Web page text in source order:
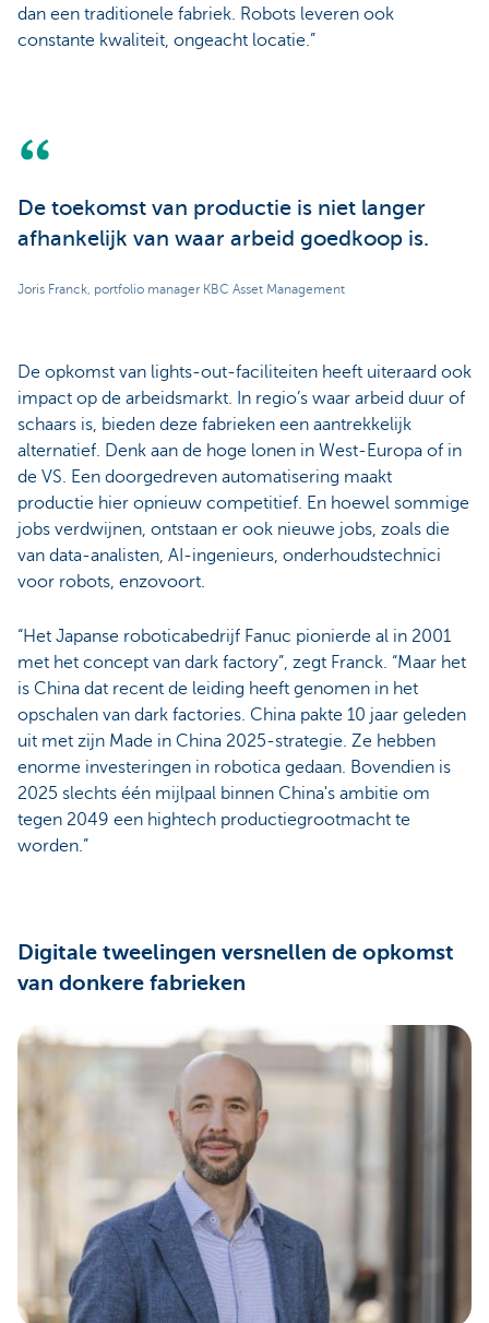
dan een traditionele fabriek. Robots leveren ook
constante kwaliteit, ongeacht locatie.”
De toekomst van productie is niet langer
afhankelijk van waar arbeid goedkoop is.
Joris Franck, portfolio manager KBC Asset Management
De opkomst van lights-out-faciliteiten heeft uiteraard ook
impact op de arbeidsmarkt. In regio’s waar arbeid duur of
schaars is, bieden deze fabrieken een aantrekkelijk
alternatief. Denk aan de hoge lonen in West-Europa of in
de VS. Een doorgedreven automatisering maakt
productie hier opnieuw competitief. En hoewel sommige
jobs verdwijnen, ontstaan er ook nieuwe jobs, zoals die
van data-analisten, AI-ingenieurs, onderhoudstechnici
voor robots, enzovoort.
“Het Japanse roboticabedrijf Fanuc pionierde al in 2001
met het concept van dark factory”, zegt Franck. “Maar het
is China dat recent de leiding heeft genomen in het
opschalen van dark factories. China pakte 10 jaar geleden
uit met zijn Made in China 2025-strategie. Ze hebben
enorme investeringen in robotica gedaan. Bovendien is
2025 slechts één mijlpaal binnen China's ambitie om
tegen 2049 een hightech productiegrootmacht te
worden.”
Digitale tweelingen versnellen de opkomst
van donkere fabrieken